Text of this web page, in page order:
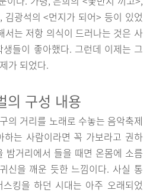
김광석의 <먼지가 되어> 등이 있었
서는 저항 의식이 드러나는 것은 사
들이 좋아했다. 그런데 이제는 그
가 되었다.
의 구성 내용
의 거리를 노래로 수놓는 음악축제
하는 사람이라면 꼭 가보라고 권하
밤거리에서 들을 때면 온몸에 소름
신을 깨운 듯한 느낌이다. 사실 통
킹을 하던 시대는 아주 오래되었